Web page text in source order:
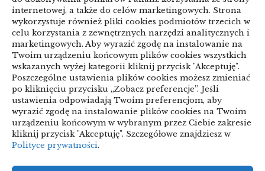
internetowej, a także do celów marketingowych. Strona
wykorzystuje również pliki cookies podmiotów trzecich w
celu korzystania z zewnętrznych narzędzi analitycznych i
marketingowych. Aby wyrazić zgodę na instalowanie na
Twoim urządzeniu końcowym plików cookies wszystkich
wskazanych wyżej kategorii kliknij przycisk "Akceptuję".
Poszczególne ustawienia plików cookies możesz zmieniać
po kliknięciu przycisku „Zobacz preferencje”. Jeśli
ustawienia odpowiadają Twoim preferencjom, aby
wyrazić zgodę na instalowanie plików cookies na Twoim
urządzeniu końcowym w wybranym przez Ciebie zakresie
kliknij przycisk "Akceptuję". Szczegółowe znajdziesz w
Polityce prywatności.
do pierwszej kampanii PR
06/07/2026
Teleporada POZ: telefon czy
wizyta w przychodni
23/06/2026
KSeF a zaległe faktury: